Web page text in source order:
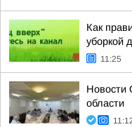
Как
уборкой
11:25
Новости
области